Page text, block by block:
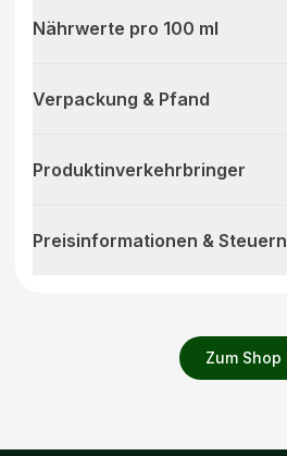
Zum Shop
Nährwerte pro 100 ml
Verpackung & Pfand
Produktinverkehrbringer
Preisinformationen & Steuern